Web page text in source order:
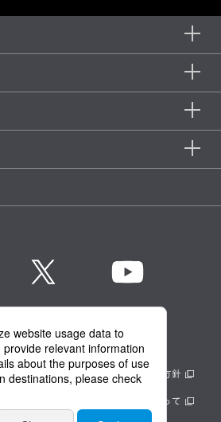
KENWOOD Global
製品安全に関する基本方針
サイトのご利用にあたって